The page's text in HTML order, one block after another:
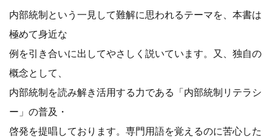
内部統制という一見して難解に思われるテーマを、本書は
極めて身近な
例を引き合いに出してやさしく説いています。又、独自の
概念として、
内部統制を読み解き活用する力である「内部統制リテラシ
ー」の普及・
啓発を提唱しております。専門用語を覚えるのに苦心した